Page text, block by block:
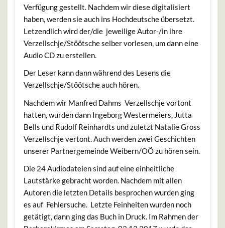
Verfügung gestellt. Nachdem wir diese digitalisiert
haben, werden sie auch ins Hochdeutsche übersetzt.
Letzendlich wird der/die jeweilige Autor-/in ihre
Verzellschje/Stöötsche selber vorlesen, um dann eine
Audio CD zu erstellen.
Der Leser kann dann während des Lesens die
Verzellschje/Stöötsche auch hören.
Nachdem wir Manfred Dahms Verzellschje vortont
hatten, wurden dann Ingeborg Westermeiers, Jutta
Bells und Rudolf Reinhardts und zuletzt Natalie Gross
Verzellschje vertont. Auch werden zwei Geschichten
unserer Partnergemeinde Weibern/OÖ zu hören sein.
Die 24 Audiodateien sind auf eine einheitliche
Lautstärke gebracht worden. Nachdem mit allen
Autoren die letzten Details besprochen wurden ging
es auf Fehlersuche. Letzte Feinheiten wurden noch
getätigt, dann ging das Buch in Druck. Im Rahmen der